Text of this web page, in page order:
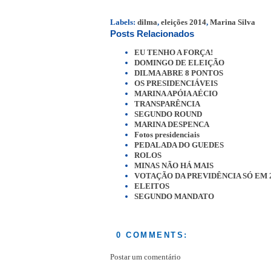
Labels: dilma, eleições 2014, Marina Silva
Posts Relacionados
EU TENHO A FORÇA!
DOMINGO DE ELEIÇÃO
DILMA ABRE 8 PONTOS
OS PRESIDENCIÁVEIS
MARINA APÓIA AÉCIO
TRANSPARÊNCIA
SEGUNDO ROUND
MARINA DESPENCA
Fotos presidenciais
PEDALADA DO GUEDES
ROLOS
MINAS NÃO HÁ MAIS
VOTAÇÃO DA PREVIDÊNCIA SÓ EM
ELEITOS
SEGUNDO MANDATO
0 COMMENTS:
Postar um comentário